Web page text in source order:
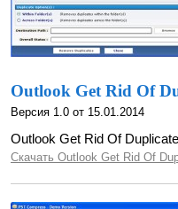
Outlook Get Rid Of
Версия 1.0 от 15.01.2014
Outlook Get Rid Of
Скачать Outlook Get Rid Of